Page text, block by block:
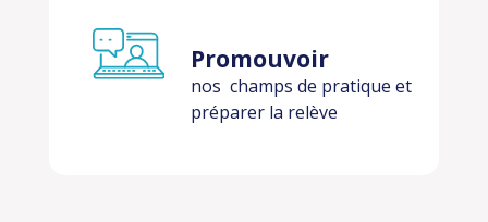
Promouvoir
nos champs de pratique et
préparer la relève